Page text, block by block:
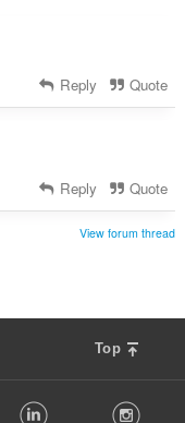
Reply Quote
Reply Quote
View forum thread
Top
LinkedIn